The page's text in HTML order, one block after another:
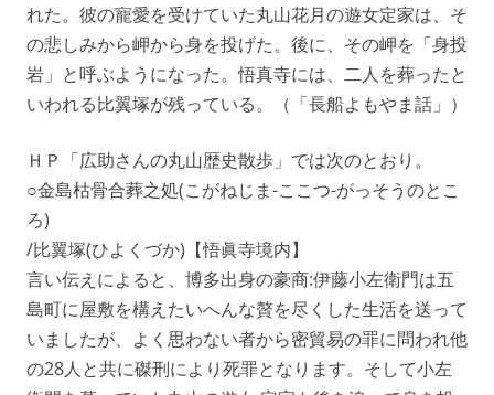
れた。彼の寵愛を受けていた丸山花月の遊女定家は、そ
の悲しみから岬から身を投げた。後に、その岬を「身投
岩」と呼ぶようになった。悟真寺には、二人を葬ったと
いわれる比翼塚が残っている。（「長船よもやま話」）
ＨＰ「広助さんの丸山歴史散歩」では次のとおり。
○金島枯骨合葬之処(こがねじま-ここつ-がっそうのとこ
ろ)
/比翼塚(ひよくづか)【悟眞寺境内】
言い伝えによると、博多出身の豪商:伊藤小左衛門は五
島町に屋敷を構えたいへんな贅を尽くした生活を送って
いましたが、よく思わない者から密貿易の罪に問われ他
の28人と共に磔刑により死罪となります。そして小左